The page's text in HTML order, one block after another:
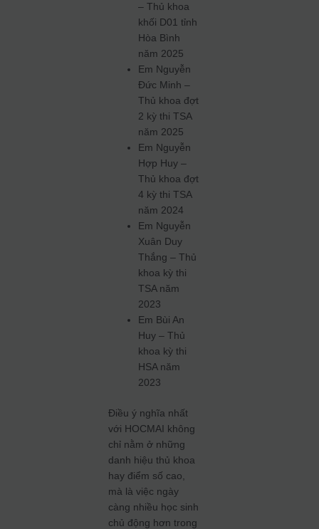
– Thủ khoa
khối D01 tỉnh
Hòa Bình
năm 2025
Em Nguyễn
Đức Minh –
Thủ khoa đợt
2 kỳ thi TSA
năm 2025
Em Nguyễn
Hợp Huy –
Thủ khoa đợt
4 kỳ thi TSA
năm 2024
Em Nguyễn
Xuân Duy
Thắng – Thủ
khoa kỳ thi
TSA năm
2023
Em Bùi An
Huy – Thủ
khoa kỳ thi
HSA năm
2023
Điều ý nghĩa nhất
với HOCMAI không
chỉ nằm ở những
danh hiệu thủ khoa
hay điểm số cao,
mà là việc ngày
càng nhiều học sinh
chủ động hơn trong